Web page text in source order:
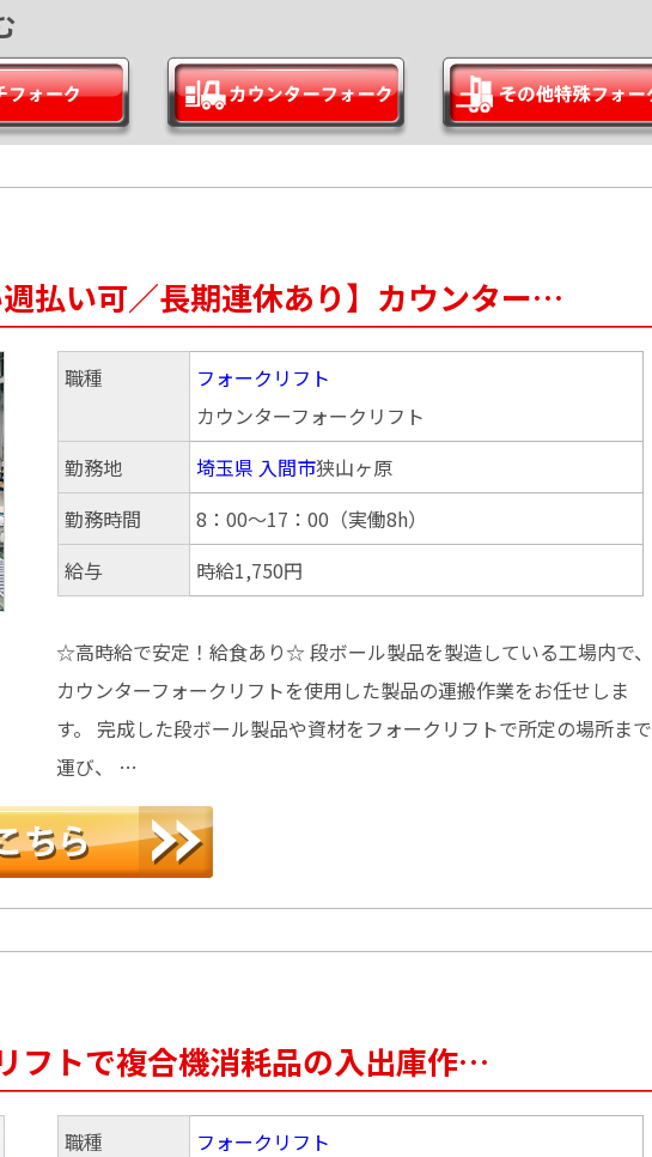
週払い可／長期連休あり】カウンター…
職種
フォークリフト
カウンターフォークリフト
勤務地
埼玉県 入間市狭山ヶ原
勤務時間
8：00～17：00（実働8h）
給与
時給1,750円
☆高時給で安定！給食あり☆ 段ボール製品を製造している工場内で、
カウンターフォークリフトを使用した製品の運搬作業をお任せしま
す。 完成した段ボール製品や資材をフォークリフトで所定の場所まで
運び、 …
フトで複合機消耗品の入出庫作…
職種
フォークリフト